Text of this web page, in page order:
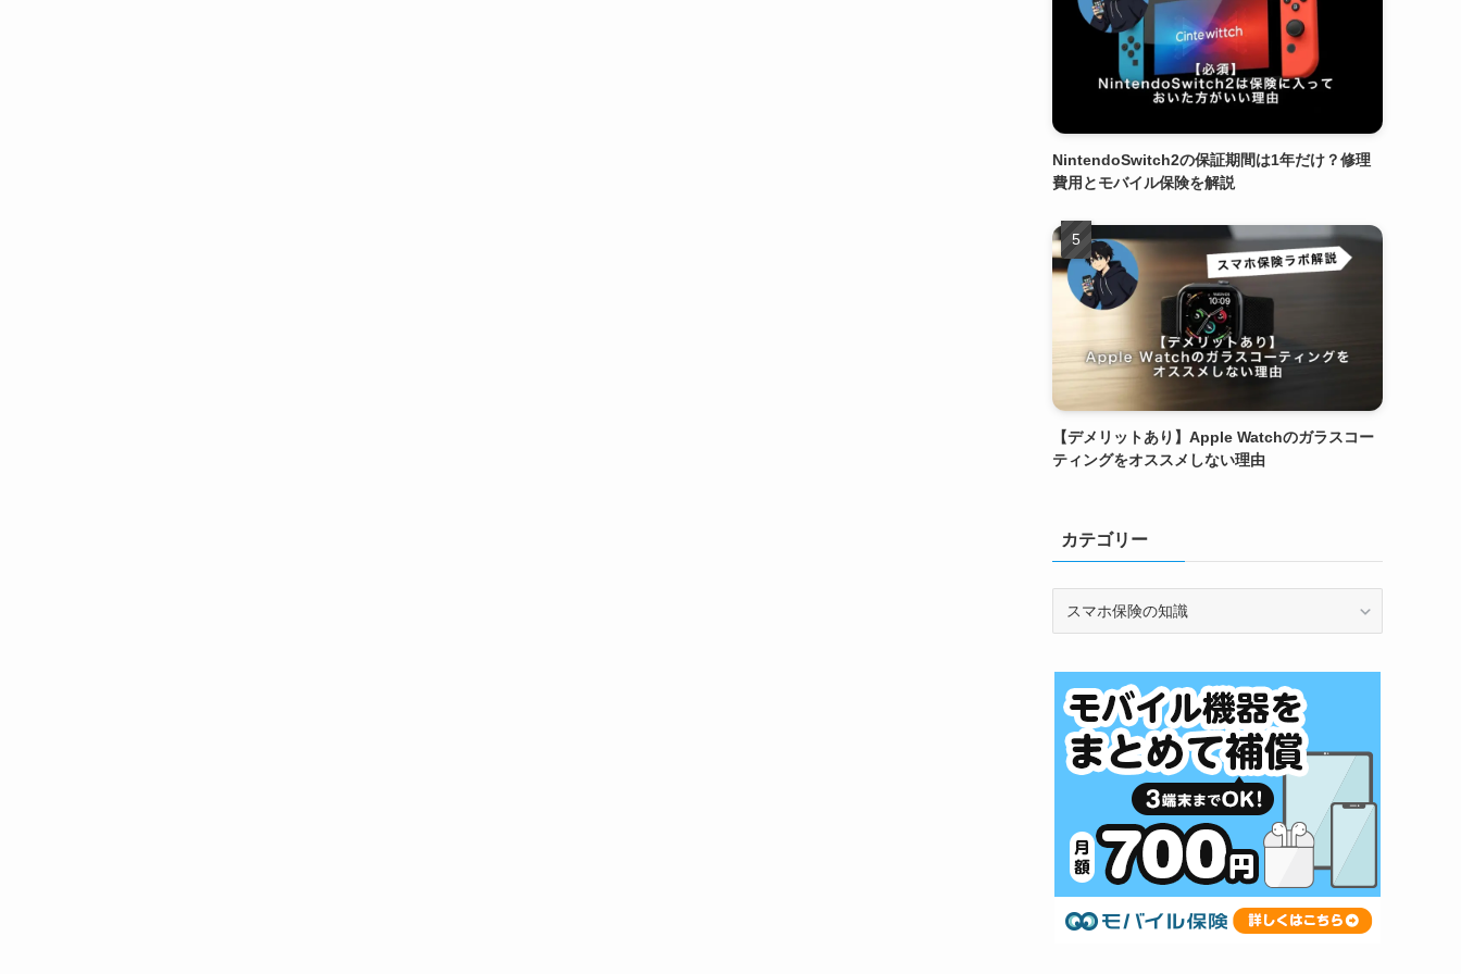
NintendoSwitch2の保証期間は1年だけ？修理
費用とモバイル保険を解説
【デメリットあり】Apple Watchのガラスコー
ティングをオススメしない理由
カテゴリー
リ
ー